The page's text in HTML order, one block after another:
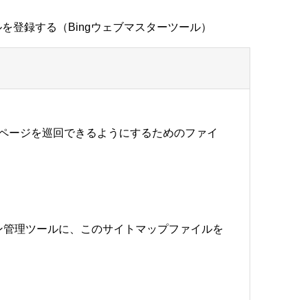
登録する（Bingウェブマスターツール）
ージを巡回できるようにするためのファイ
理ツールに、このサイトマップファイルを